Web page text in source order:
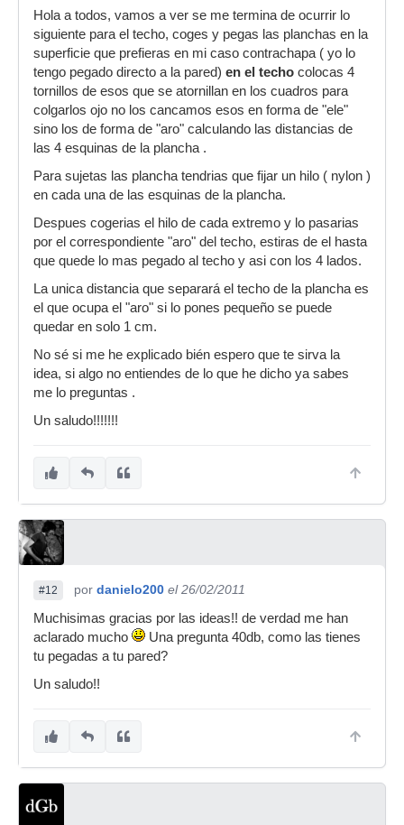
Hola a todos, vamos a ver se me termina de ocurrir lo
siguiente para el techo, coges y pegas las planchas en la
superficie que prefieras en mi caso contrachapa ( yo lo
tengo pegado directo a la pared) en el techo colocas 4
tornillos de esos que se atornillan en los cuadros para
colgarlos ojo no los cancamos esos en forma de "ele"
sino los de forma de "aro" calculando las distancias de
las 4 esquinas de la plancha .
Para sujetas las plancha tendrias que fijar un hilo ( nylon )
en cada una de las esquinas de la plancha.
Despues cogerias el hilo de cada extremo y lo pasarias
por el correspondiente "aro" del techo, estiras de el hasta
que quede lo mas pegado al techo y asi con los 4 lados.
La unica distancia que separará el techo de la plancha es
el que ocupa el "aro" si lo pones pequeño se puede
quedar en solo 1 cm.
No sé si me he explicado bién espero que te sirva la
idea, si algo no entiendes de lo que he dicho ya sabes
me lo preguntas .
Un saludo!!!!!!!
#12 por danielo200 el 26/02/2011
Muchisimas gracias por las ideas!! de verdad me han
aclarado mucho
Una pregunta 40db, como las tienes
tu pegadas a tu pared?
Un saludo!!